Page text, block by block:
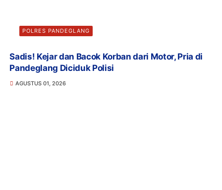
POLRES PANDEGLANG
Sadis! Kejar dan Bacok Korban dari Motor, Pria di
Pandeglang Diciduk Polisi
AGUSTUS 01, 2026